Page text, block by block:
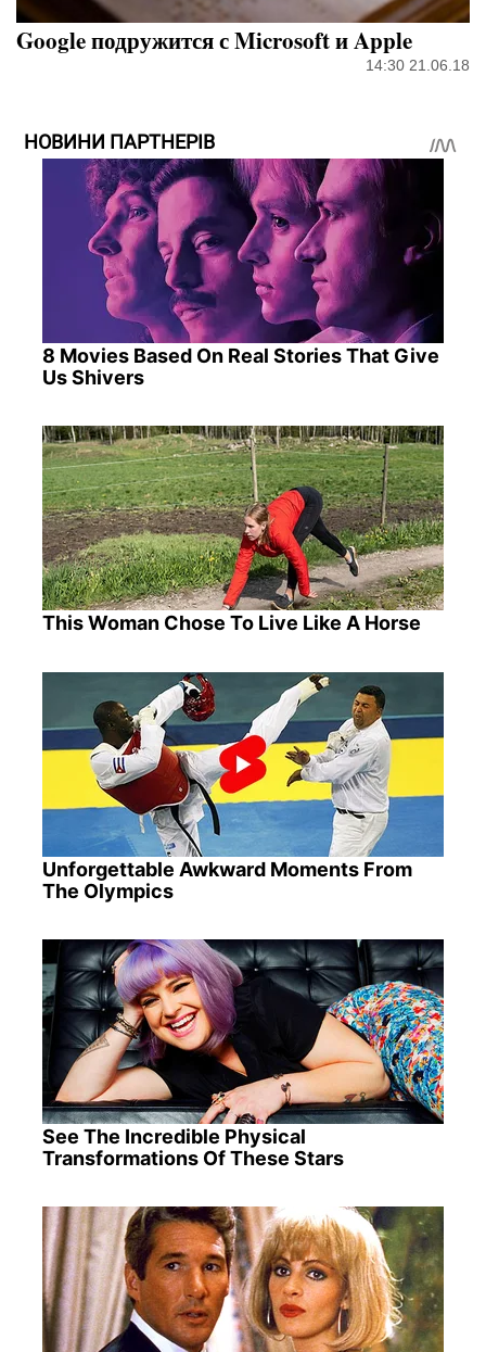
Google подружится с Microsoft и Apple
14:30 21.06.18
НОВИНИ ПАРТНЕРІВ
8 Movies Based On Real Stories That Give
Us Shivers
This Woman Chose To Live Like A Horse
Unforgettable Awkward Moments From
The Olympics
See The Incredible Physical
Transformations Of These Stars